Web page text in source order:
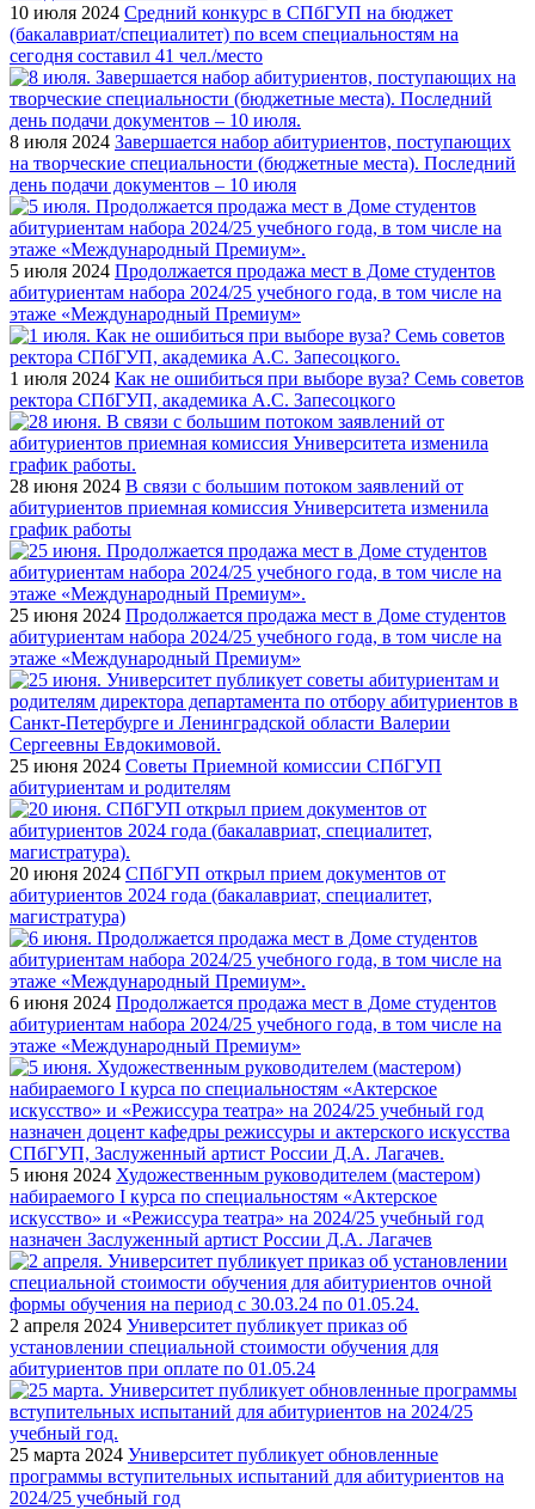
10 июля 2024 Средний конкурс в СПбГУП на бюджет
(бакалавриат/специалитет) по всем специальностям на
сегодня составил 41 чел./место
8 июля 2024 Завершается набор абитуриентов, поступающих
на творческие специальности (бюджетные места). Последний
день подачи документов – 10 июля
5 июля 2024 Продолжается продажа мест в Доме студентов
абитуриентам набора 2024/25 учебного года, в том числе на
этаже «Международный Премиум»
1 июля 2024 Как не ошибиться при выборе вуза? Семь советов
ректора СПбГУП, академика А.С. Запесоцкого
28 июня 2024 В связи с большим потоком заявлений от
абитуриентов приемная комиссия Университета изменила
график работы
25 июня 2024 Продолжается продажа мест в Доме студентов
абитуриентам набора 2024/25 учебного года, в том числе на
этаже «Международный Премиум»
25 июня 2024 Советы Приемной комиссии СПбГУП
абитуриентам и родителям
20 июня 2024 СПбГУП открыл прием документов от
абитуриентов 2024 года (бакалавриат, специалитет,
магистратура)
6 июня 2024 Продолжается продажа мест в Доме студентов
абитуриентам набора 2024/25 учебного года, в том числе на
этаже «Международный Премиум»
5 июня 2024 Художественным руководителем (мастером)
набираемого I курса по специальностям «Актерское
искусство» и «Режиссура театра» на 2024/25 учебный год
назначен Заслуженный артист России Д.А. Лагачев
2 апреля 2024 Университет публикует приказ об
установлении специальной стоимости обучения для
абитуриентов при оплате по 01.05.24
25 марта 2024 Университет публикует обновленные
программы вступительных испытаний для абитуриентов на
2024/25 учебный год